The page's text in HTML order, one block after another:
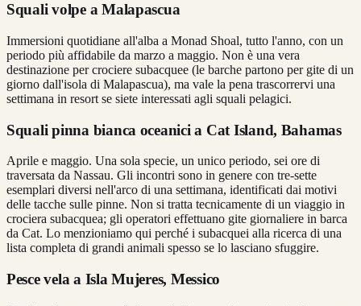
Squali volpe a Malapascua
Immersioni quotidiane all'alba a Monad Shoal, tutto l'anno, con un
periodo più affidabile da marzo a maggio. Non è una vera
destinazione per crociere subacquee (le barche partono per gite di un
giorno dall'isola di Malapascua), ma vale la pena trascorrervi una
settimana in resort se siete interessati agli squali pelagici.
Squali pinna bianca oceanici a Cat Island, Bahamas
Aprile e maggio. Una sola specie, un unico periodo, sei ore di
traversata da Nassau. Gli incontri sono in genere con tre-sette
esemplari diversi nell'arco di una settimana, identificati dai motivi
delle tacche sulle pinne. Non si tratta tecnicamente di un viaggio in
crociera subacquea; gli operatori effettuano gite giornaliere in barca
da Cat. Lo menzioniamo qui perché i subacquei alla ricerca di una
lista completa di grandi animali spesso se lo lasciano sfuggire.
Pesce vela a Isla Mujeres, Messico